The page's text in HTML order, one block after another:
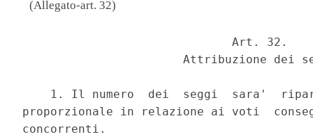
(Allegato-art. 32)
                              Art. 32.
Attribuzione dei
1. Il numero  dei  seggi  sara'
proporzionale in relazione ai voti
concorrenti.